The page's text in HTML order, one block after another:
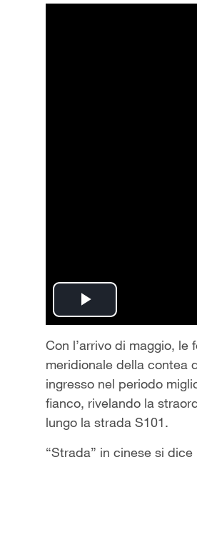
Play
Video
Con l’arrivo di maggio, le
meridionale della contea
ingresso nel periodo
fianco, rivelando la
lungo la strada S101.
“Strada” in cinese si dice